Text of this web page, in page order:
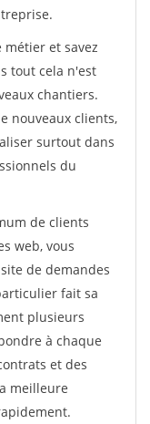
métier et savez
tout cela n'est
chantiers.
nouveaux clients,
surtout dans
du
de clients
web, vous
de demandes
fait sa
plusieurs
à chaque
et des
meilleure